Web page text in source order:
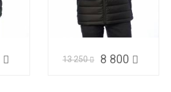
13 250 8 800